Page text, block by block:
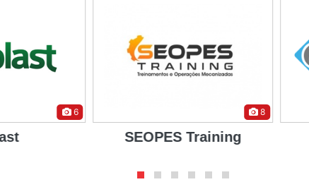
6 8
SEOPES Training